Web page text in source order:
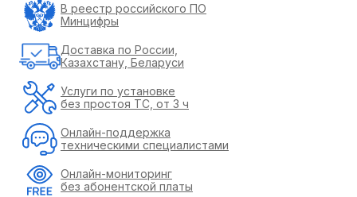
В реестр российского ПО
Минцифры
Доставка по России,
Казахстану, Беларуси
Услуги по установке
без простоя ТС, от 3 ч
Онлайн-поддержка
техническими специалистами
Онлайн-мониторинг
без абонентской платы